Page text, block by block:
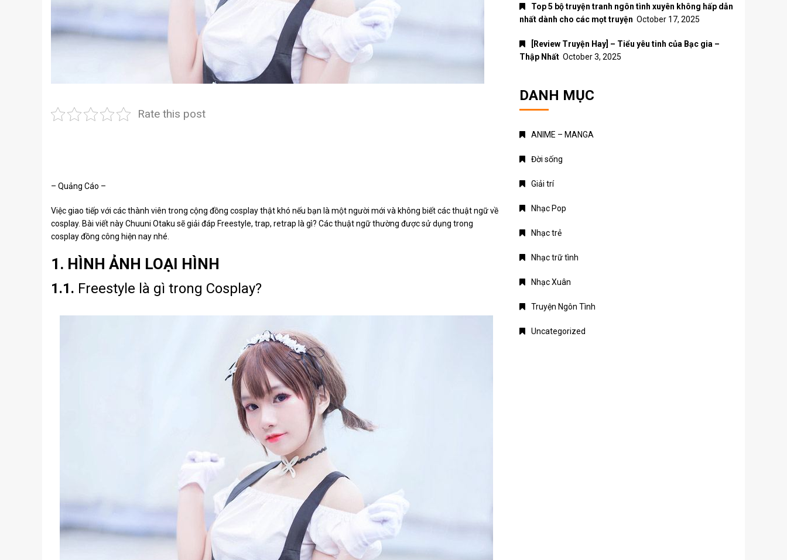
Rate this post
– Quảng Cáo –
Việc giao tiếp với các thành viên trong cộng đồng cosplay thật khó nếu bạn là một người mới và không biết các thuật ngữ về
cosplay. Bài viết này Chuuni Otaku sẽ giải đáp Freestyle, trap, retrap là gì? Các thuật ngữ thường được sử dụng trong
cosplay đồng công hiện nay nhé.
1. HÌNH ẢNH LOẠI HÌNH
1.1. Freestyle là gì trong Cosplay?
Top 5 bộ truyện tranh ngôn tình xuyên không hấp dẫn
nhất dành cho các mọt truyện October 17, 2025
[Review Truyện Hay] – Tiểu yêu tinh của Bạc gia –
Thập Nhất October 3, 2025
DANH MỤC
ANIME – MANGA
Đời sống
Giải trí
Nhạc Pop
Nhạc trẻ
Nhạc trữ tình
Nhạc Xuân
Truyện Ngôn Tình
Uncategorized